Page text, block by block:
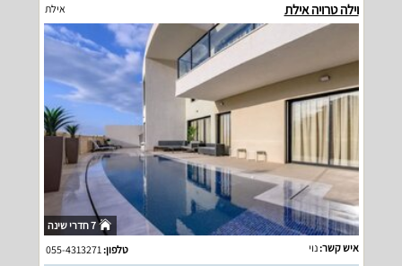
וילה טרויה אילת אילת
7 חדרי שינה
איש קשר:נוי טלפון: